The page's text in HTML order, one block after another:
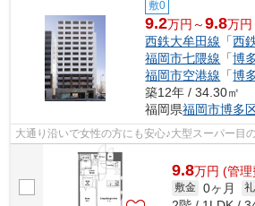
敷0
9.2万円～9.8万円
西鉄大牟田線 「西
福岡市七隈線 「博
福岡市空港線 「博
築12年 / 34.30㎡
福岡県福岡市博多
大通り沿いで女性の方にも安心♪大型スーパー目
9.8万円 (管理
敷金 0ヶ月